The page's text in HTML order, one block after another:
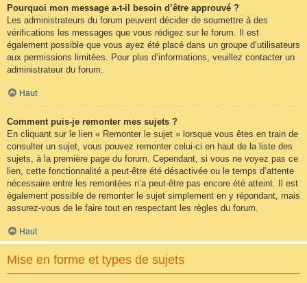
Pourquoi mon message a-t-il besoin d’être approuvé ?
Les administrateurs du forum peuvent décider de soumettre à des
vérifications les messages que vous rédigez sur le forum. Il est
également possible que vous ayez été placé dans un groupe d’utilisateurs
aux permissions limitées. Pour plus d’informations, veuillez contacter un
administrateur du forum.
Haut
Comment puis-je remonter mes sujets ?
En cliquant sur le lien « Remonter le sujet » lorsque vous êtes en train de
consulter un sujet, vous pouvez remonter celui-ci en haut de la liste des
sujets, à la première page du forum. Cependant, si vous ne voyez pas ce
lien, cette fonctionnalité a peut-être été désactivée ou le temps d’attente
nécessaire entre les remontées n’a peut-être pas encore été atteint. Il est
également possible de remonter le sujet simplement en y répondant, mais
assurez-vous de le faire tout en respectant les règles du forum.
Haut
Mise en forme et types de sujets